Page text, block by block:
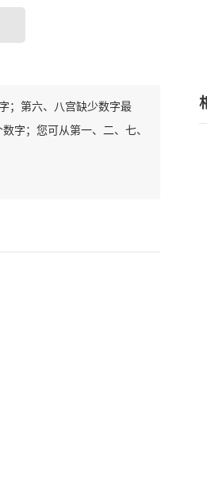
；第六、八宫缺少数字最
字；您可从第一、二、七、